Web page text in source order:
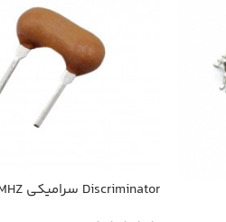
Discriminator سرامیکی 10.52MHZ